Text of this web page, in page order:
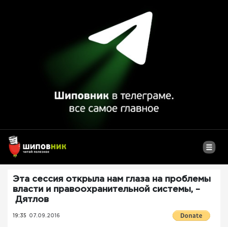
Эта сессия открыла нам глаза на проблемы
власти и правоохранительной системы, –
Дятлов
19:35 07.09.2016